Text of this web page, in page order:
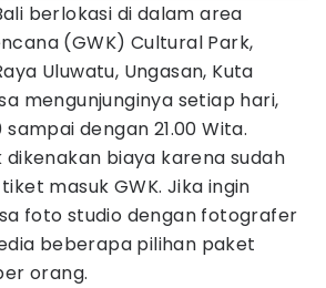
berlokasi di dalam area
(GWK) Cultural Park,
Uluwatu, Ungasan, Kuta
mengunjunginya setiap hari,
dengan 21.00 Wita.
dikenakan biaya karena sudah
masuk GWK. Jika ingin
foto studio dengan fotografer
beberapa pilihan paket
orang.